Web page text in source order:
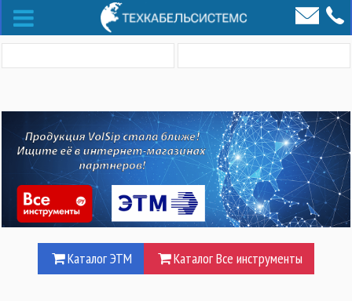
Каталог ЭТМ Каталог Все инструменты